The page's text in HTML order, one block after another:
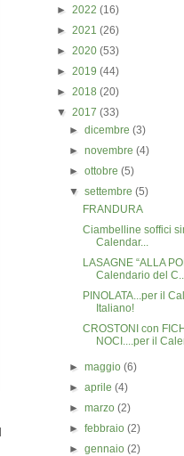
► 2022 (16)
► 2021 (26)
► 2020 (53)
► 2019 (44)
► 2018 (20)
▼ 2017 (33)
►dicembre(3)
►novembre(4)
►ottobre(5)
▼settembre(5)
FRANDURA
Ciambelline soffici
Calendar...
LASAGNE “ALLA
Calendario del
PINOLATA...per il
Italiano!
CROSTONI con
NOCI....per il
►maggio(6)
►aprile(4)
►marzo(2)
►febbraio(2)
►gennaio(2)